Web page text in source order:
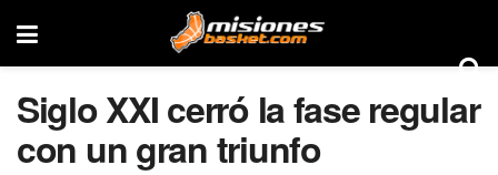
Siglo XXI cerró la fase regular
con un gran triunfo